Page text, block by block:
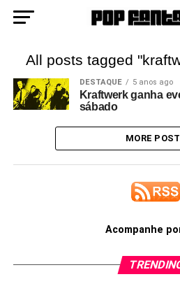
All posts tagged
DESTAQUE 5 anos ago
Kraftwerk ganha
sábado
MORE
Acompanhe